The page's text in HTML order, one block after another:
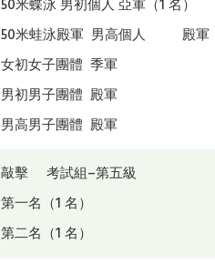
50米蝶泳 男初個人 亞軍（1 名
50米蛙泳殿軍 男高個人 殿軍
女初女子團體 季軍
男初男子團體 殿軍
男高男子團體 殿軍
敲擊 考試組–第五級
第一名（1 名）
第二名（1 名）